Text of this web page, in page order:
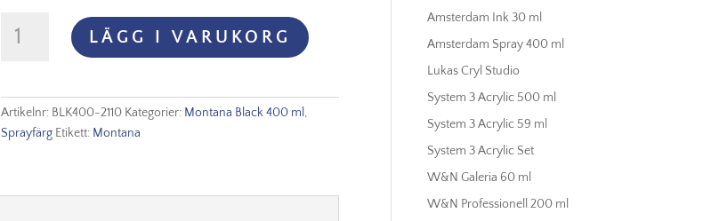
Black
LÄGG I VARUKORG
Artikelnr: BLK400-2110 Kategorier: Montana Black 400 ml ,
Sprayfärg Etikett: Montana
Amsterdam Ink 30 ml
Amsterdam Spray 400 ml
Lukas Cryl Studio
System 3 Acrylic 500 ml
System 3 Acrylic 59 ml
System 3 Acrylic Set
W&N Galeria 60 ml
W&N Professionell 200 ml